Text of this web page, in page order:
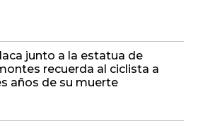
junto a la estatua de
recuerda al ciclista a
años de su muerte